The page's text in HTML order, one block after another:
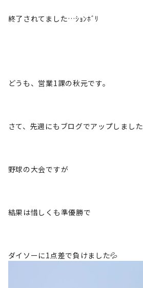
終了されてました…ｼｮﾝﾎﾞﾘ
どうも、営業1課の秋元です。
さて、先週にもブログでアップしました
野球の大会ですが
結果は惜しくも準優勝で
ダイソーに1点差で負けました💦